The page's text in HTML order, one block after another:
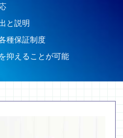
と説明
種保証制度
抑えることが可能